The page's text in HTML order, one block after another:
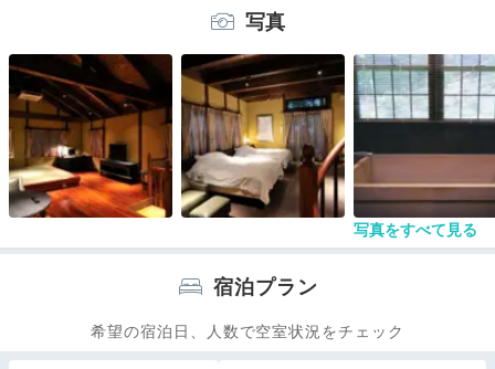
自家野菜など上質な食材にとことんこだわった、創作和
会席料理
写真
写真をすべて見る
宿泊プラン
希望の宿泊日、人数で空室状況をチェック